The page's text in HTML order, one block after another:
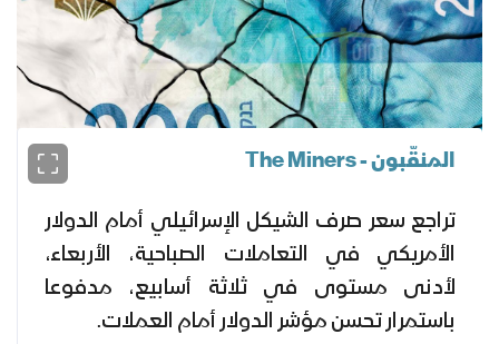
المنقّبون - The Miners
تراجع سعر صرف الشيكل الإسرائيلي أمام الدولار
الأمريكي في التعاملات الصباحية، الأربعاء،
لأدنى مستوى في ثلاثة أسابيع، مدفوعا
باستمرار تحسن مؤشر الدولار أمام العملات.